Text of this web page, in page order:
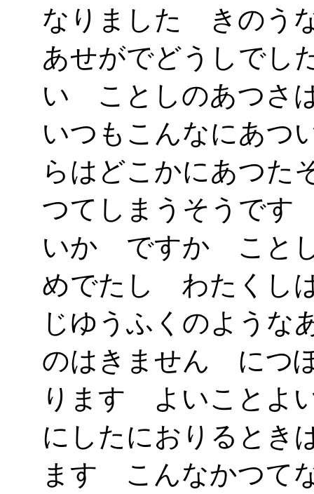
なりました きのう
あせがでどうしで
い ことしのあつさ
いつもこんなにあ
らはどこかにあつた
つてしまうそうで
いかゞですか こと
めでたし わたくし
じゆうふくのような
のはきません につ
ります よいことよ
にしたにおりるとき
ます こんなかつて